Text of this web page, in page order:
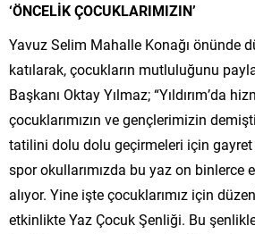
‘ÖNCELİK ÇOCUKLARIMIZIN’
Yavuz Selim Mahalle Konağı önünde
katılarak, çocukların mutluluğunu
Başkanı Oktay Yılmaz; “Yıldırım’da
çocuklarımızın ve gençlerimizin
tatilini dolu dolu geçirmeleri için
spor okullarımızda bu yaz on binlerce
alıyor. Yine işte çocuklarımız için
etkinlikte Yaz Çocuk Şenliği. Bu